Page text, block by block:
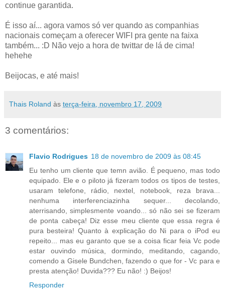
continue garantida.
É isso aí... agora vamos só ver quando as companhias
nacionais começam a oferecer WIFI pra gente na faixa
também... :D Não vejo a hora de twittar de lá de cima!
hehehe
Beijocas, e até mais!
Thais Roland às terça-feira, novembro 17, 2009
3 comentários:
Flavio Rodrigues 18 de novembro de 2009 às 08:45
Eu tenho um cliente que temn avião. É pequeno, mas todo
equipado. Ele e o piloto já fizeram todos os tipos de testes,
usaram telefone, rádio, nextel, notebook, reza brava...
nenhuma interferenciazinha sequer... decolando,
aterrisando, simplesmente voando... só não sei se fizeram
de ponta cabeça! Diz esse meu cliente que essa regra é
pura besteira! Quanto à explicação do Ni para o iPod eu
repeito... mas eu garanto que se a coisa ficar feia Vc pode
estar ouvindo música, dormindo, meditando, cagando,
comendo a Gisele Bundchen, fazendo o que for - Vc para e
presta atenção! Duvida??? Eu não! :) Beijos!
Responder